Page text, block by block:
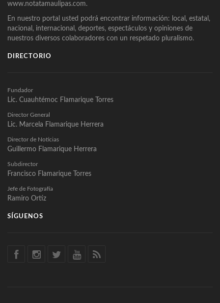
www.notatamaulipas.com.
En nuestro portal usted podrá encontrar información: local, estatal,
nacional, internacional, deportes, espectáculos y opiniones de
nuestros diversos colaboradores con un respetado pluralismo.
DIRECTORIO
Fundador
Lic. Cuauhtémoc Flamarique Torres
Director General
Lic. Marcela Flamarique Herrera
Director de Noticias
Guillermo Flamarique Herrera
Subdirector
Francisco Flamarique Torres
Jefe de Fotografía
Ramiro Ortíz
SÍGUENOS